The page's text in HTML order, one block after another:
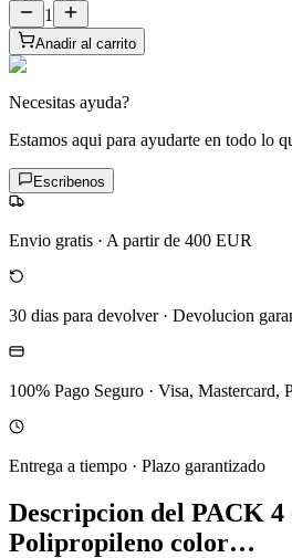
1
Anadir al carrito
Necesitas ayuda?
Estamos aqui para ayudarte en todo lo
Escribenos
Envio gratis · A partir de 400 EUR
30 dias para devolver· Devolucion
100% Pago Seguro · Visa, Mastercard,
Entrega a tiempo · Plazo garantizado
Descripcion del PACK 4
Polipropileno color…